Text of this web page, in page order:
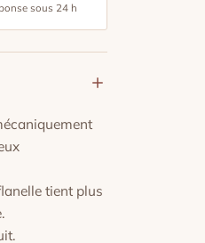
sous 24 h
tient plus